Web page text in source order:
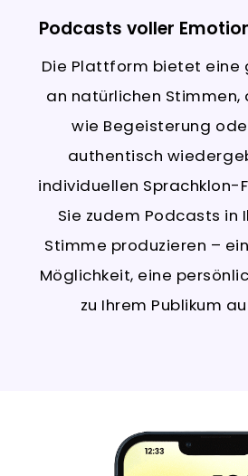
Podcasts voller
Die Plattform bietet eine
an natürlichen Stimmen,
wie Begeisterung
authentisch
individuellen Sprachklon-
Sie zudem Podcasts in
Stimme produzieren –
Möglichkeit, eine
zu Ihrem Publikum